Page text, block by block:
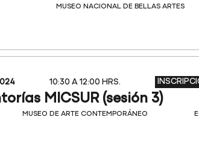
MUSEO NACIONAL DE BELLAS ARTES
10:30 A 12:00 HRS.
MICSUR (sesión 3)
MUSEO DE ARTE CONTEMPORÁNEO